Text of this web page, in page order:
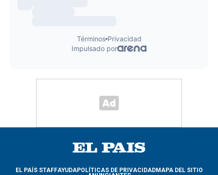
EL PAÍS STAFFAYUDAPOLÍTICAS DE PRIVACIDADMAPA DEL SITIO